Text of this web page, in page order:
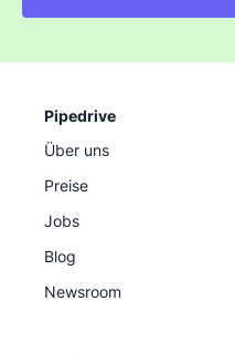
Pipedrive
Über uns
Preise
Jobs
Blog
Newsroom